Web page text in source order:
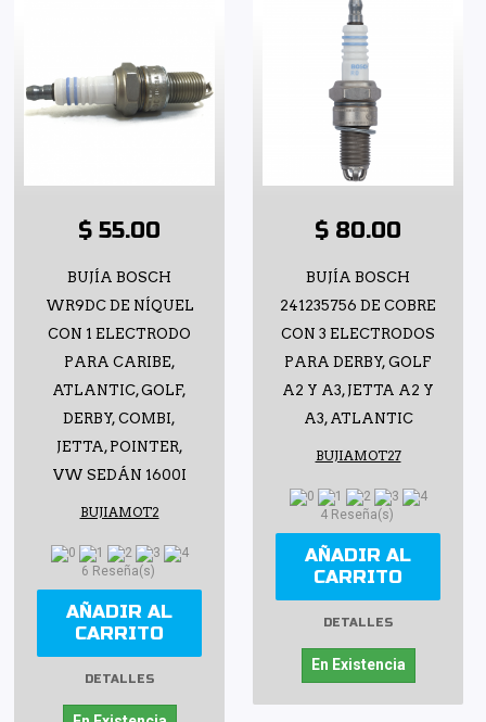
$ 55.00
BUJÍA BOSCH
WR9DC DE NÍQUEL
CON 1 ELECTRODO
PARA CARIBE,
ATLANTIC, GOLF,
DERBY, COMBI,
JETTA, POINTER,
VW SEDÁN 1600I
BUJIAMOT2
6 Reseña(s)
AÑADIR AL
CARRITO
DETALLES
$ 80.00
BUJÍA BOSCH
241235756 DE COBRE
CON 3 ELECTRODOS
PARA DERBY, GOLF
A2 Y A3, JETTA A2 Y
A3, ATLANTIC
BUJIAMOT27
4 Reseña(s)
AÑADIR AL
CARRITO
DETALLES
En Existencia